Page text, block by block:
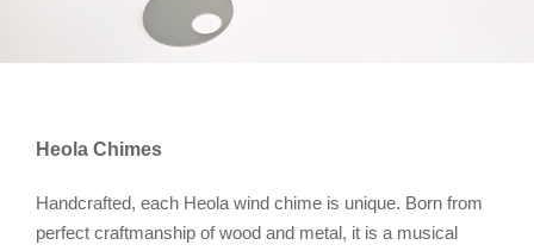
Heola Chimes
Handcrafted, each Heola wind chime is unique. Born from
perfect craftmanship of wood and metal, it is a musical